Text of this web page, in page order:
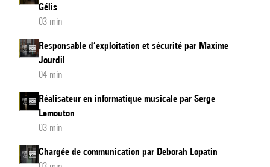
Gélis
03 min
Responsable d’exploitation et sécurité par Maxime
Jourdil
04 min
Réalisateur en informatique musicale par Serge
Lemouton
03 min
Chargée de communication par Deborah Lopatin